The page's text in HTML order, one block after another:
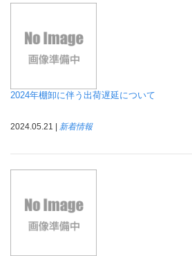
2024年棚卸に伴う出荷遅延について
2024.05.21 | 新着情報